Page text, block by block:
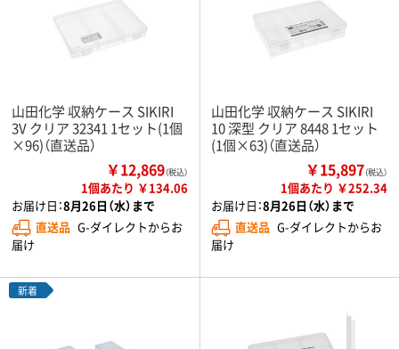
山田化学 収納ケース SIKIRI
3V クリア 32341 1セット(1個
×96)（直送品）
￥12,869（税込）
1個あたり ￥134.06
お届け日：8月26日（水）まで
直送品 G-ダイレクトからお
届け
山田化学 収納ケース SIKIRI
10 深型 クリア 8448 1セット
(1個×63)（直送品）
￥15,897（税込）
1個あたり ￥252.34
お届け日：8月26日（水）まで
直送品 G-ダイレクトからお
届け
新着